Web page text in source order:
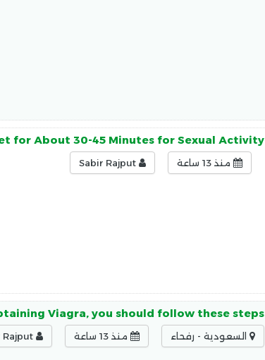
for About 30-45 Minutes for Sexual Activity.
منذ 13 ساعة
Viagra, you should follow these steps:
السعودية - رفحاء منذ 13 ساعة